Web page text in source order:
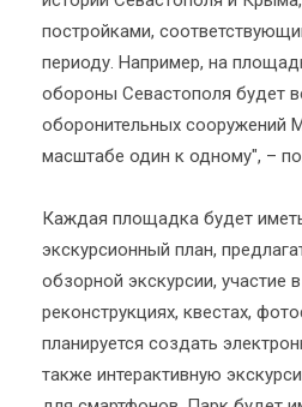
постройками,
периоду. Например, на
обороны Севастополя будет
оборонительных сооружений
масштабе один к одному", –
Каждая площадка будет
экскурсионный план,
обзорной экскурсии, участие
реконструкциях, квестах,
планируется создать
также интерактивную